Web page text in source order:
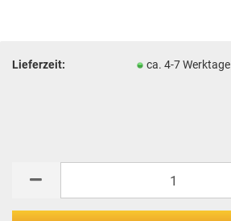
Lieferzeit: ca. 4-7 Werktage